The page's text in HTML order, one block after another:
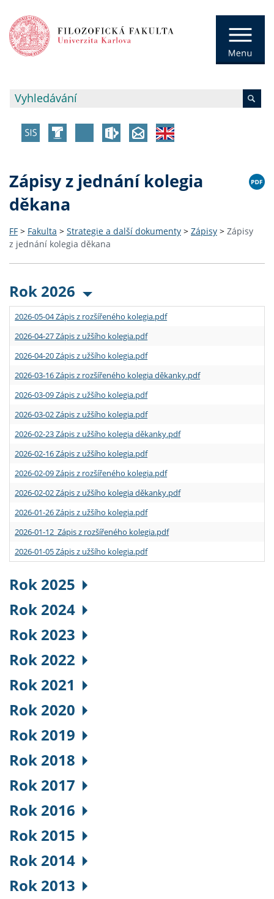
Zápisy z jednání kolegia
děkana
FF > Fakulta > Strategie a další dokumenty > Zápisy > Zápisy
z jednání kolegia děkana
Rok 2026
2026-05-04 Zápis z rozšířeného kolegia.pdf
2026-04-27 Zápis z užšího kolegia.pdf
2026-04-20 Zápis z užšího kolegia.pdf
2026-03-16 Zápis z rozšířeného kolegia děkanky.pdf
2026-03-09 Zápis z užšího kolegia.pdf
2026-03-02 Zápis z užšího kolegia.pdf
2026-02-23 Zápis z užšího kolegia děkanky.pdf
2026-02-16 Zápis z užšího kolegia.pdf
2026-02-09 Zápis z rozšířeného kolegia.pdf
2026-02-02 Zápis z užšího kolegia děkanky.pdf
2026-01-26 Zápis z užšího kolegia.pdf
2026-01-12 Zápis z rozšířeného kolegia.pdf
2026-01-05 Zápis z užšího kolegia.pdf
Rok 2025
Rok 2024
Rok 2023
Rok 2022
Rok 2021
Rok 2020
Rok 2019
Rok 2018
Rok 2017
Rok 2016
Rok 2015
Rok 2014
Rok 2013